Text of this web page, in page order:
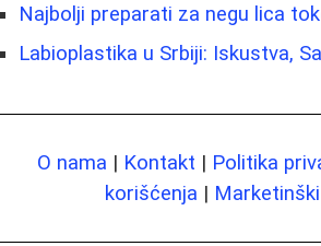
Najbolji preparati za negu lica
Labioplastika u Srbiji: Iskustva,
O nama | Kontakt | Politika
korišćenja |